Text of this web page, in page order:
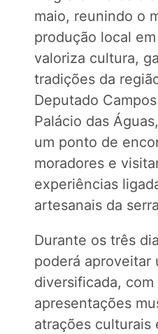
maio, reunindo o
produção local
valoriza cultura,
tradições da
Deputado
Palácio das
um ponto de
moradores e
experiências
artesanais da
Durante os três
poderá aproveitar
diversificada,
apresentações
atrações culturais